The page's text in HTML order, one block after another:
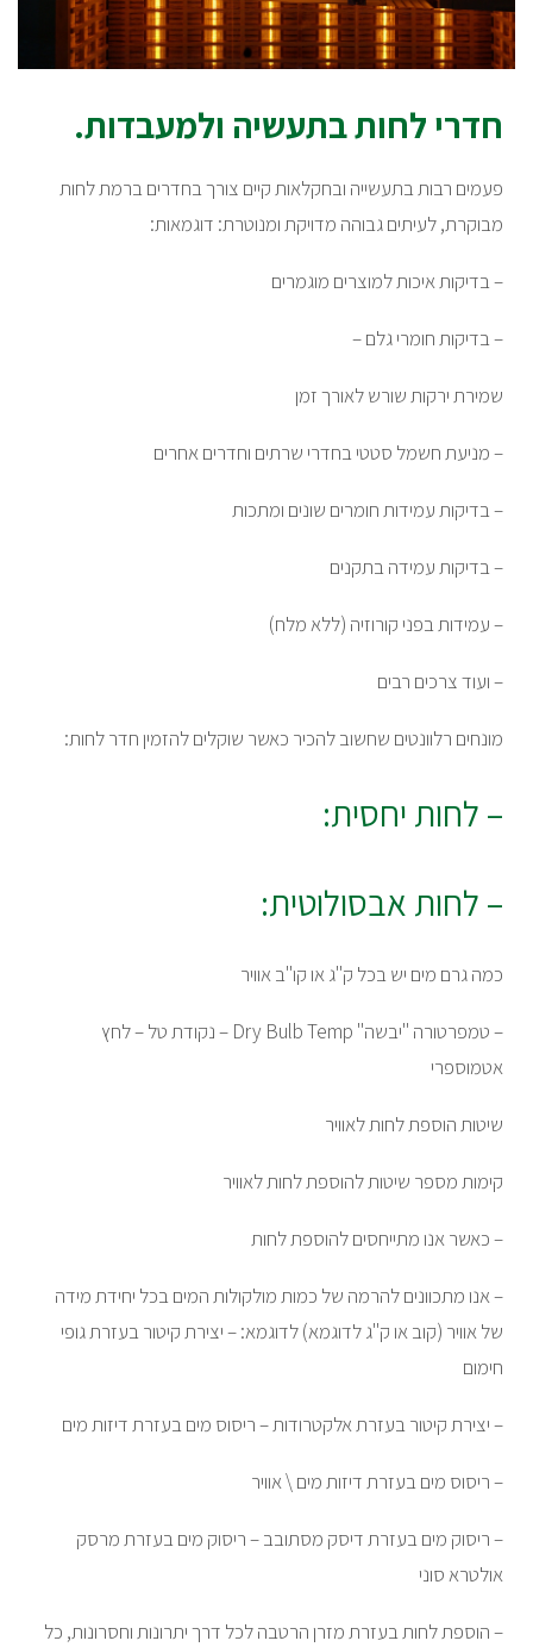
חדרי לחות בתעשיה ולמעבדות.
פעמים רבות בתעשייה ובחקלאות קיים צורך בחדרים ברמת לחות
מבוקרת, לעיתים גבוהה מדויקת ומנוטרת: דוגמאות:
– בדיקות איכות למוצרים מוגמרים
– בדיקות חומרי גלם –
שמירת ירקות שורש לאורך זמן
– מניעת חשמל סטטי בחדרי שרתים וחדרים אחרים
– בדיקות עמידות חומרים שונים ומתכות
– בדיקות עמידה בתקנים
– עמידות בפני קורוזיה (ללא מלח)
– ועוד צרכים רבים
מונחים רלוונטים שחשוב להכיר כאשר שוקלים להזמין חדר לחות:
– לחות יחסית:
– לחות אבסולוטית:
כמה גרם מים יש בכל ק"ג או קו"ב אוויר
– טמפרטורה "יבשה" Dry Bulb Temp – נקודת טל – לחץ
אטמוספרי
שיטות הוספת לחות לאוויר
קימות מספר שיטות להוספת לחות לאוויר
– כאשר אנו מתייחסים להוספת לחות
– אנו מתכוונים להרמה של כמות מולקולות המים בכל יחידת מידה
של אוויר (קוב או ק"ג לדוגמא) לדוגמא: – יצירת קיטור בעזרת גופי
חימום
– יצירת קיטור בעזרת אלקטרודות – ריסוס מים בעזרת דיזות מים
– ריסוס מים בעזרת דיזות מים \ אוויר
– ריסוק מים בעזרת דיסק מסתובב – ריסוק מים בעזרת מרסק
אולטרא סוני
– הוספת לחות בעזרת מזרן הרטבה לכל דרך יתרונות וחסרונות, כל